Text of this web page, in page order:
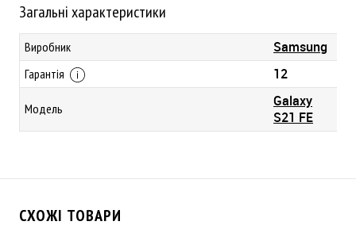
Загальні характеристики
Виробник Samsung
Гарантія 12
Модель
Galaxy
S21 FE
СХОЖІ ТОВАРИ